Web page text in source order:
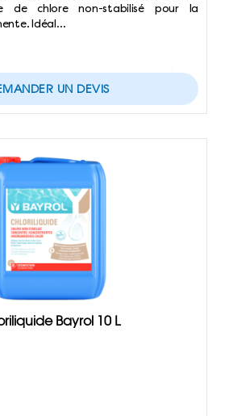
de chlore non-stabilisé pour la
Idéal…
UN DEVIS
Bayrol 10 L